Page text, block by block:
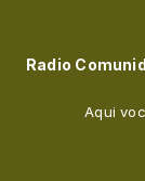
Radio
Aqui